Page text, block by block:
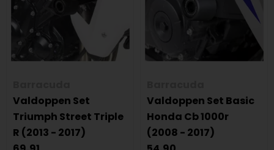
Valdoppen Set
Triumph Street Triple
R (2013 - 2017)
Valdoppen Set Basic
Honda Cb 1000r
(2008 - 2017)